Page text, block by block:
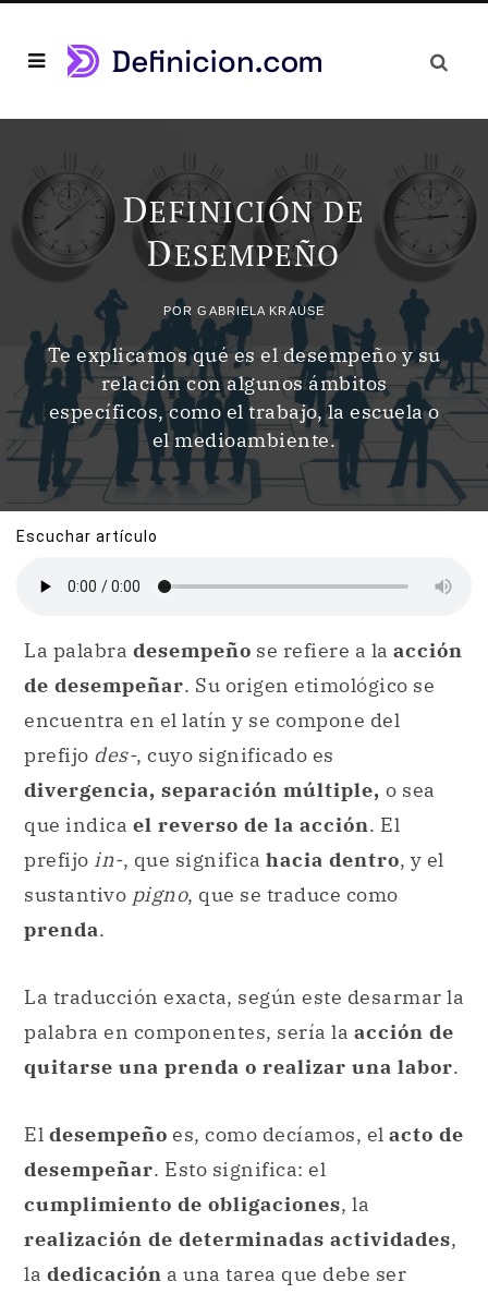
DEFINICIÓN DE
DESEMPEÑO
PORGABRIELA KRAUSE
Te explicamos qué es el desempeño y su
relación con algunos ámbitos
específicos, como el trabajo, la escuela o
el medioambiente.
Escuchar artículo
La palabra desempeño se refiere a la acción
de desempeñar. Su origen etimológico se
encuentra en el latín y se compone del
prefijo des-, cuyo significado es
divergencia, separación múltiple, o sea
que indica el reverso de la acción. El
prefijo in-, que significa hacia dentro, y el
sustantivo pigno, que se traduce como
prenda.
La traducción exacta, según este desarmar la
palabra en componentes, sería la acción de
quitarse una prenda o realizar una labor.
El desempeño es, como decíamos, el acto de
desempeñar. Esto significa: el
cumplimiento de obligaciones, la
realización de determinadas actividades,
la dedicación a una tarea que debe ser